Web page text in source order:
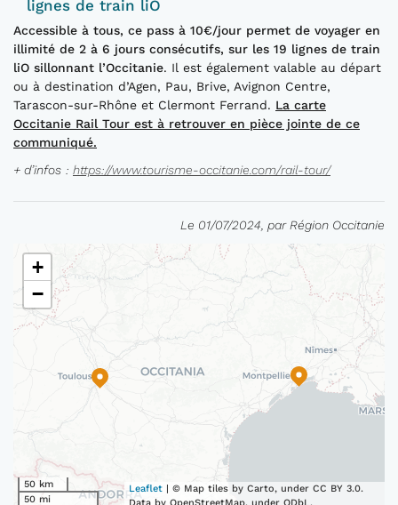
lignes de train liO
Accessible à tous, ce pass à 10€/jour permet de voyager en
illimité de 2 à 6 jours consécutifs, sur les 19 lignes de train
liO sillonnant l’Occitanie. Il est également valable au départ
ou à destination d’Agen, Pau, Brive, Avignon Centre,
Tarascon-sur-Rhône et Clermont Ferrand. La carte
Occitanie Rail Tour est à retrouver en pièce jointe de ce
communiqué.
+ d’infos : https://www.tourisme-occitanie.com/rail-tour/
Le 01/07/2024, par Région Occitanie
+
−
50 km
50 mi
Leaflet | © Map tiles by Carto, under CC BY 3.0.